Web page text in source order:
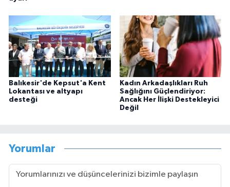
Balıkesir'de Kepsut'a Kent
Lokantası ve altyapı
desteği
Kadın Arkadaşlıkları Ruh
Sağlığını Güçlendiriyor:
Ancak Her İlişki Destekleyici
Değil
Yorumlar